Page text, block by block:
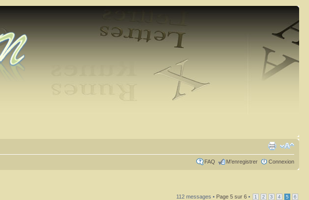
FAQ M’enregistrer Connexion
112 messages • Page 5 sur 6 • 1 2 3 4 5 6